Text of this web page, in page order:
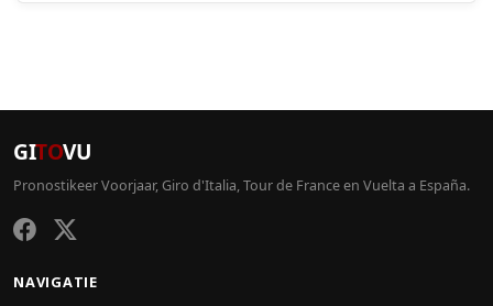
GITOVU
Pronostikeer Voorjaar, Giro d'Italia, Tour de France en Vuelta a España.
NAVIGATIE